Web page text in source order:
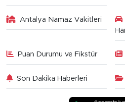
Antalya Namaz Vakitleri
Puan Durumu ve Fikstür
Son Dakika Haberleri